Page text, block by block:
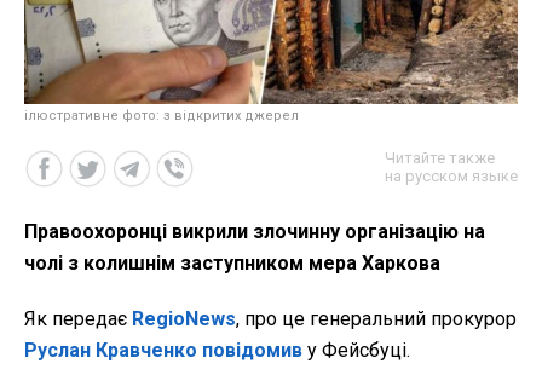
ілюстративне фото: з відкритих джерел
Читайте также
на русском языке
Правоохоронці викрили злочинну організацію на
чолі з колишнім заступником мера Харкова
Як передає RegioNews, про це генеральний прокурор
Руслан Кравченко повідомив у Фейсбуці.